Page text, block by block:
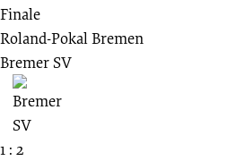
Finale
Roland-Pokal Bremen
Bremer SV
1 : 2